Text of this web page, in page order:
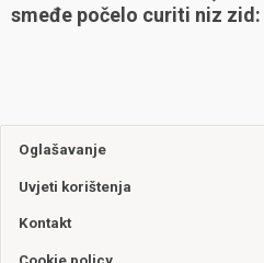
smeđe počelo curiti niz
Oglašavanje
Uvjeti korištenja
Kontakt